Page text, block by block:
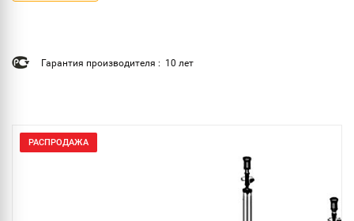
Гарантия производителя : 10 лет
РАСПРОДАЖА